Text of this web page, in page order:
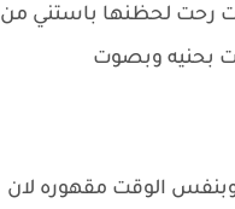
رحت لحظنها باستني من
بحنيه وبصوت
وبنفس الوقت مقهوره لان